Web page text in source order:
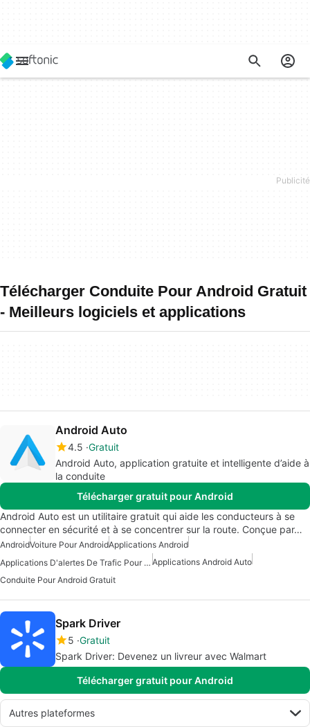
Télécharger Conduite Pour Android Gratuit
- Meilleurs logiciels et applications
Android Auto
4.5 Gratuit
Android Auto, application gratuite et intelligente d’aide à
la conduite
Télécharger gratuit pour Android
Android Auto est un utilitaire gratuit qui aide les conducteurs à se
connecter en sécurité et à se concentrer sur la route. Conçue par…
AndroidVoiture Pour AndroidApplications Android
Applications D'alertes De Trafic Pour Android Applications Android Auto
Conduite Pour Android Gratuit
Spark Driver
5 Gratuit
Spark Driver: Devenez un livreur avec Walmart
Télécharger gratuit pour Android
Autres plateformes